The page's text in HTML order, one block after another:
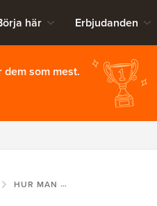
här Erbjudanden
som mest.
HUR MAN VISAR DE SENASTE INLÄGGEN I WORDPRESS